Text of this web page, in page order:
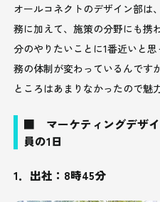
オールコネクトのデザイン部は
務に加えて、施策の分野にも携
分のやりたいことに1番近いと
務の体制が変わっているんです
ところはあまりなかったので魅
■ マーケティングデザイ
員の1日
1．出社：8時45分